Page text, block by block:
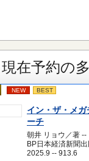
現在予約の
NEW BEST
イン・ザ・メガ
ーチ
朝井 リョウ／著 --
BP日本経済新聞
2025.9 -- 913.6